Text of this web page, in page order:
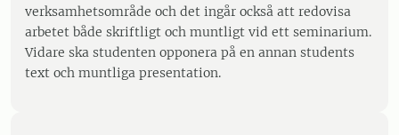
verksamhetsområde och det ingår också att redovisa
arbetet både skriftligt och muntligt vid ett seminarium.
Vidare ska studenten opponera på en annan students
text och muntliga presentation.